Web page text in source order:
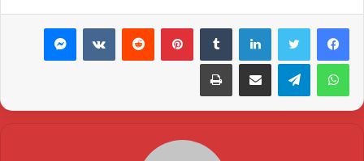
لينكدإن بينتيريست ماسنجر
واتساب تيلقرام مشاركة عبر البريد طباعة